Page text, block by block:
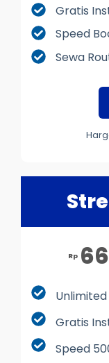
Gratis
Speed
Sewa
Rp
Unlimited
Gratis
Speed